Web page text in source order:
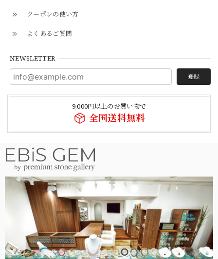
クーポンの使い方
よくあるご質問
NEWSLETTER
登録
9,000円以上のお買い物で
全国送料無料